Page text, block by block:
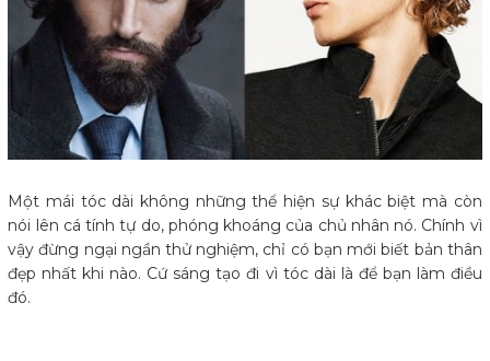
Một mái tóc dài không những thể hiện sự khác biệt mà còn
nói lên cá tính tự do, phóng khoáng của chủ nhân nó. Chính vì
vậy đừng ngại ngần thử nghiệm, chỉ có bạn mới biết bản thân
đẹp nhất khi nào. Cứ sáng tạo đi vì tóc dài là để bạn làm điều
đó.